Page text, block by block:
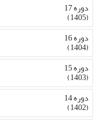
دوره 17
(1405)
دوره 16
(1404)
دوره 15
(1403)
دوره 14
(1402)